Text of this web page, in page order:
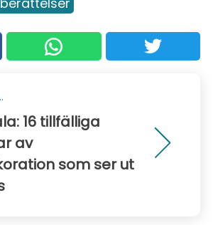
16 tillfälliga
av
som ser ut